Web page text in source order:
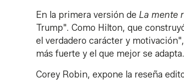
En la primera versión de La mente
Trump". Como Hilton, que
el verdadero carácter y
más fuerte y el que mejor se
Corey Robin, expone la reseña